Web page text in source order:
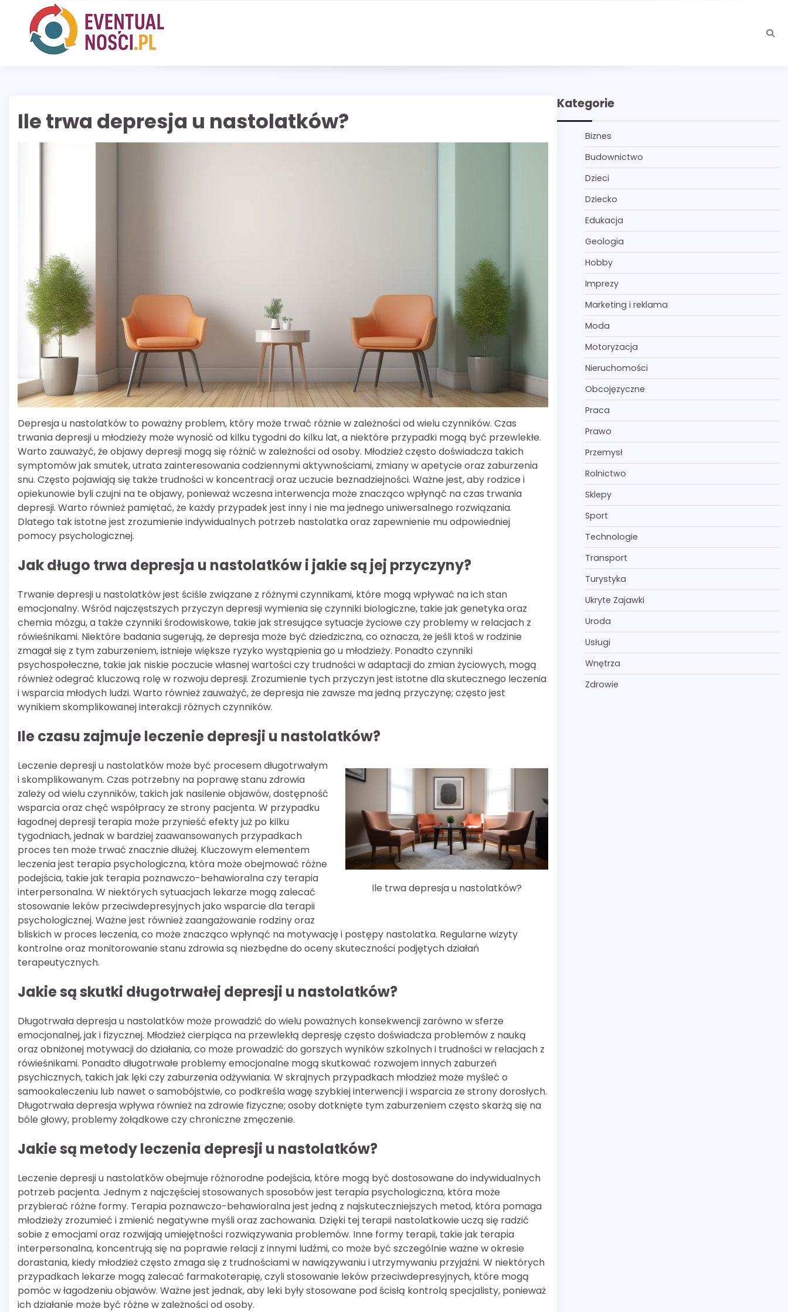
content
Ile trwa depresja u nastolatków?
Depresja u nastolatków to poważny problem, który może trwać różnie w zależności od wielu czynników. Czas
trwania depresji u młodzieży może wynosić od kilku tygodni do kilku lat, a niektóre przypadki mogą być przewlekłe.
Warto zauważyć, że objawy depresji mogą się różnić w zależności od osoby. Młodzież często doświadcza takich
symptomów jak smutek, utrata zainteresowania codziennymi aktywnościami, zmiany w apetycie oraz zaburzenia
snu. Często pojawiają się także trudności w koncentracji oraz uczucie beznadziejności. Ważne jest, aby rodzice i
opiekunowie byli czujni na te objawy, ponieważ wczesna interwencja może znacząco wpłynąć na czas trwania
depresji. Warto również pamiętać, że każdy przypadek jest inny i nie ma jednego uniwersalnego rozwiązania.
Dlatego tak istotne jest zrozumienie indywidualnych potrzeb nastolatka oraz zapewnienie mu odpowiedniej
pomocy psychologicznej.
Jak długo trwa depresja u nastolatków i jakie są jej przyczyny?
Trwanie depresji u nastolatków jest ściśle związane z różnymi czynnikami, które mogą wpływać na ich stan
emocjonalny. Wśród najczęstszych przyczyn depresji wymienia się czynniki biologiczne, takie jak genetyka oraz
chemia mózgu, a także czynniki środowiskowe, takie jak stresujące sytuacje życiowe czy problemy w relacjach z
rówieśnikami. Niektóre badania sugerują, że depresja może być dziedziczna, co oznacza, że jeśli ktoś w rodzinie
zmagał się z tym zaburzeniem, istnieje większe ryzyko wystąpienia go u młodzieży. Ponadto czynniki
psychospołeczne, takie jak niskie poczucie własnej wartości czy trudności w adaptacji do zmian życiowych, mogą
również odegrać kluczową rolę w rozwoju depresji. Zrozumienie tych przyczyn jest istotne dla skutecznego leczenia
i wsparcia młodych ludzi. Warto również zauważyć, że depresja nie zawsze ma jedną przyczynę; często jest
wynikiem skomplikowanej interakcji różnych czynników.
Ile czasu zajmuje leczenie depresji u nastolatków?
Ile trwa depresja u nastolatków?
Leczenie depresji u nastolatków może być procesem długotrwałym
i skomplikowanym. Czas potrzebny na poprawę stanu zdrowia
zależy od wielu czynników, takich jak nasilenie objawów, dostępność
wsparcia oraz chęć współpracy ze strony pacjenta. W przypadku
łagodnej depresji terapia może przynieść efekty już po kilku
tygodniach, jednak w bardziej zaawansowanych przypadkach
proces ten może trwać znacznie dłużej. Kluczowym elementem
leczenia jest terapia psychologiczna, która może obejmować różne
podejścia, takie jak terapia poznawczo-behawioralna czy terapia
interpersonalna. W niektórych sytuacjach lekarze mogą zalecać
stosowanie leków przeciwdepresyjnych jako wsparcie dla terapii
psychologicznej. Ważne jest również zaangażowanie rodziny oraz
bliskich w proces leczenia, co może znacząco wpłynąć na motywację i postępy nastolatka. Regularne wizyty
kontrolne oraz monitorowanie stanu zdrowia są niezbędne do oceny skuteczności podjętych działań
terapeutycznych.
Jakie są skutki długotrwałej depresji u nastolatków?
Długotrwała depresja u nastolatków może prowadzić do wielu poważnych konsekwencji zarówno w sferze
emocjonalnej, jak i fizycznej. Młodzież cierpiąca na przewlekłą depresję często doświadcza problemów z nauką
oraz obniżonej motywacji do działania, co może prowadzić do gorszych wyników szkolnych i trudności w relacjach z
rówieśnikami. Ponadto długotrwałe problemy emocjonalne mogą skutkować rozwojem innych zaburzeń
psychicznych, takich jak lęki czy zaburzenia odżywiania. W skrajnych przypadkach młodzież może myśleć o
samookaleczeniu lub nawet o samobójstwie, co podkreśla wagę szybkiej interwencji i wsparcia ze strony dorosłych.
Długotrwała depresja wpływa również na zdrowie fizyczne; osoby dotknięte tym zaburzeniem często skarżą się na
bóle głowy, problemy żołądkowe czy chroniczne zmęczenie.
Jakie są metody leczenia depresji u nastolatków?
Leczenie depresji u nastolatków obejmuje różnorodne podejścia, które mogą być dostosowane do indywidualnych
potrzeb pacjenta. Jednym z najczęściej stosowanych sposobów jest terapia psychologiczna, która może
przybierać różne formy. Terapia poznawczo-behawioralna jest jedną z najskuteczniejszych metod, która pomaga
młodzieży zrozumieć i zmienić negatywne myśli oraz zachowania. Dzięki tej terapii nastolatkowie uczą się radzić
sobie z emocjami oraz rozwijają umiejętności rozwiązywania problemów. Inne formy terapii, takie jak terapia
interpersonalna, koncentrują się na poprawie relacji z innymi ludźmi, co może być szczególnie ważne w okresie
dorastania, kiedy młodzież często zmaga się z trudnościami w nawiązywaniu i utrzymywaniu przyjaźni. W niektórych
przypadkach lekarze mogą zalecać farmakoterapię, czyli stosowanie leków przeciwdepresyjnych, które mogą
pomóc w łagodzeniu objawów. Ważne jest jednak, aby leki były stosowane pod ścisłą kontrolą specjalisty, ponieważ
ich działanie może być różne w zależności od osoby.
Kategorie
Biznes
Budownictwo
Dzieci
Dziecko
Edukacja
Geologia
Hobby
Imprezy
Marketing i reklama
Moda
Motoryzacja
Nieruchomości
Obcojęzyczne
Praca
Prawo
Przemysł
Rolnictwo
Sklepy
Sport
Technologie
Transport
Turystyka
Ukryte Zajawki
Uroda
Usługi
Wnętrza
Zdrowie